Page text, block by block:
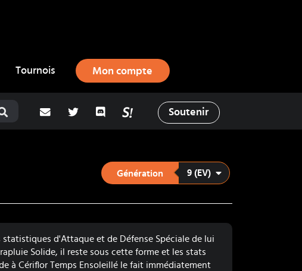
Tournois Mon compte
adresse email
Twitter DiscordLa Salty Room sur Pokémon
Soutenir
Génération 9 (EV)
d'Attaque et de Défense Spéciale de lui
Solide, il reste sous cette forme et les stats
à Cériflor Temps Ensoleillé le fait immédiatement